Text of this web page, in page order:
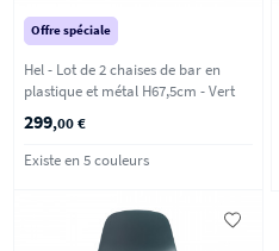
Offre spéciale
Hel - Lot de 2 chaises de bar en
plastique et métal H67,5cm - Vert
299,00 €
Existe en 5 couleurs